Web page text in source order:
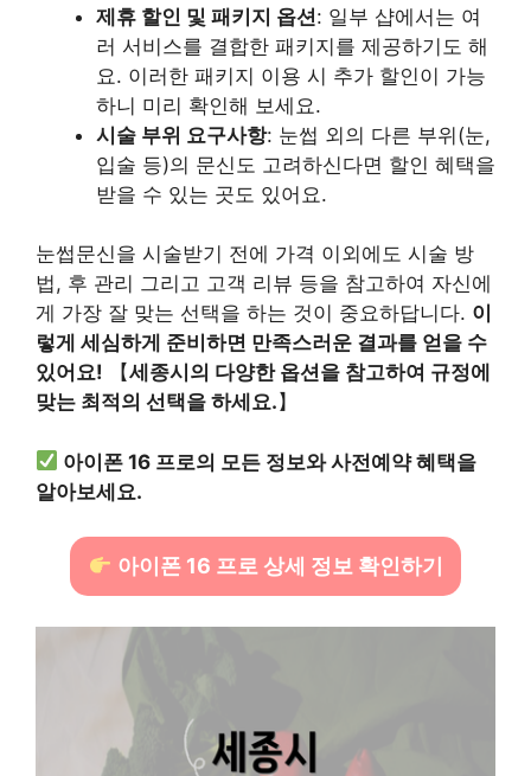
제휴 할인 및 패키지 옵션: 일부 샵에서는 여
러 서비스를 결합한 패키지를 제공하기도 해
요. 이러한 패키지 이용 시 추가 할인이 가능
하니 미리 확인해 보세요.
시술 부위 요구사항: 눈썹 외의 다른 부위(눈,
입술 등)의 문신도 고려하신다면 할인 혜택을
받을 수 있는 곳도 있어요.
눈썹문신을 시술받기 전에 가격 이외에도 시술 방
법, 후 관리 그리고 고객 리뷰 등을 참고하여 자신에
게 가장 잘 맞는 선택을 하는 것이 중요하답니다. 이
렇게 세심하게 준비하면 만족스러운 결과를 얻을 수
있어요! 【세종시의 다양한 옵션을 참고하여 규정에
맞는 최적의 선택을 하세요. 】
아이폰 16 프로의 모든 정보와 사전예약 혜택을
알아보세요.
아이폰 16 프로 상세 정보 확인하기